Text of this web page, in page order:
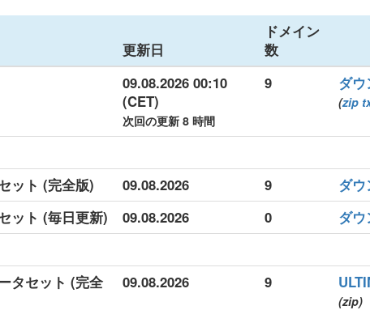
更新日
ドメイン
数
09.08.2026 00:10
(CET)
次回の更新 8 時間
9 ダウ
(zip
ット (完全版) 09.08.2026 9 ダウ
ット (毎日更新) 09.08.2026 0 ダウ
タセット (完全
09.08.2026 9
(zip)